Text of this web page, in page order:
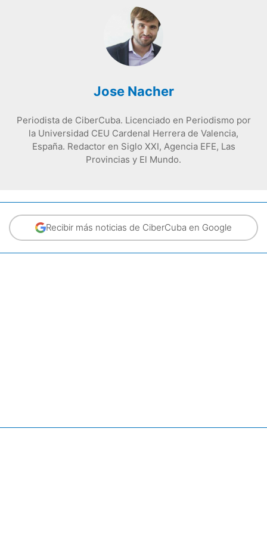
Jose Nacher
Periodista de CiberCuba. Licenciado en Periodismo por
la Universidad CEU Cardenal Herrera de Valencia,
España. Redactor en Siglo XXI, Agencia EFE, Las
Provincias y El Mundo.
Recibir más noticias de CiberCuba en Google